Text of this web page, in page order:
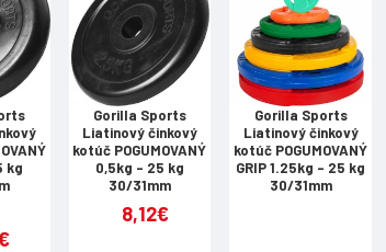
4 cm)
šírka 4,5 cm)
kg
Gorilla Sports
Liatinový činkový
kotúč POGUMOVANÝ
0,5kg - 25 kg
30/31mm
8,12€
Gorilla Sports
Liatinový činkový
kotúč POGUMOVANÝ
GRIP 1.25kg - 25 kg
30/31mm